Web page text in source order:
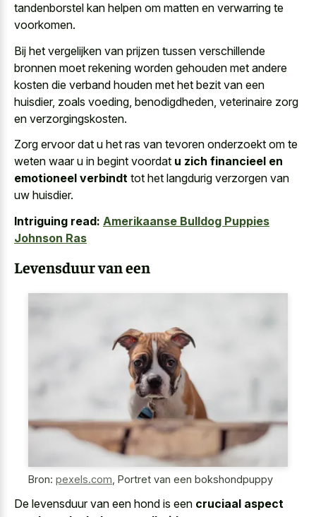
tandenborstel kan helpen om matten en verwarring te
voorkomen.
Bij het vergelijken van prijzen tussen verschillende
bronnen moet rekening worden gehouden met andere
kosten die verband houden met het bezit van een
huisdier, zoals voeding, benodigdheden, veterinaire zorg
en verzorgingskosten.
Zorg ervoor dat u het ras van tevoren onderzoekt om te
weten waar u in begint voordat u zich financieel en
emotioneel verbindt tot het langdurig verzorgen van
uw huisdier.
Intriguing read: Amerikaanse Bulldog Puppies
Johnson Ras
Levensduur van een
Bron: pexels.com Portret van een bokshondpuppy
De levensduur van een hond is een cruciaal aspect